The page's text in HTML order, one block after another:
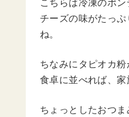
こちらは冷凍のポ
チーズの味がたっ
ね。
ちなみにタピオカ
食卓に並べれば、家
ちょっとしたおつ